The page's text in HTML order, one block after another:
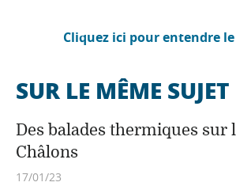
Cliquez ici pour entendre
SUR LE MÊME SUJET
Des balades thermiques sur
Châlons
17/01/23